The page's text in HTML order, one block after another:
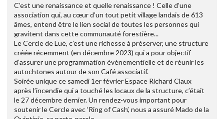
C’est une renaissance et quelle renaissance ! Celle d’une
association qui, au cœur d’un tout petit village landais de 613
âmes, entend être le lien social de toutes les personnes qui
gravitent dans cette communauté forestière...
Le Cercle de Luë, c’est une richesse à préserver, une structure
créée récemment (en décembre 2023) qui a pour objectif
d’assurer une programmation évènementielle et de réunir les
autochtones autour de son Café associatif.
Soirée unique ce samedi 1er février Espace Richard Claux
après l’incendie qui a touché les locaux de la structure, c’était
le 27 décembre dernier. Un rendez-vous important pour
soutenir le Cercle avec ‘Ring of Cash’, nous a assuré Mado de la